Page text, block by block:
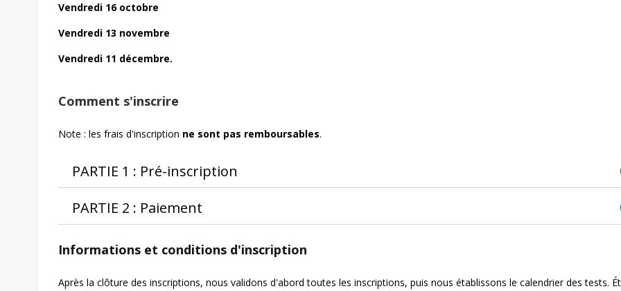
Vendredi 16 octobre
Vendredi 13 novembre
Vendredi 11 décembre.
Comment s'inscrire
Note : les frais d'inscription ne sont pas remboursables.
PARTIE 1 : Pré-inscription
PARTIE 2 : Paiement
Informations et conditions d'inscription
Après la clôture des inscriptions, nous validons d'abord toutes les inscriptions, puis nous établissons le calendrier des tests.